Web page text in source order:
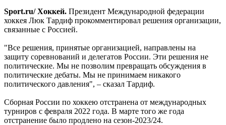
Sport.ru/ Хоккей. Президент Международной федерации
хоккея Люк Тардиф прокомментировал решения организации,
связанные с Россией.
"Все решения, принятые организацией, направлены на
защиту соревнований и делегатов России. Эти решения не
политические. Мы не позволим превращать обсуждения в
политические дебаты. Мы не принимаем никакого
политического давления", – сказал Тардиф.
Сборная России по хоккею отстранена от международных
турниров с февраля 2022 года. В марте того же года
отстранение было продлено на сезон-2023/24.